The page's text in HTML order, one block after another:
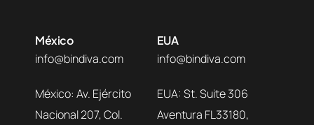
México
info@bindiva.com
México: Av. Ejército
Nacional 207, Col.
EUA
info@bindiva.com
EUA: St. Suite 306
Aventura FL33180,